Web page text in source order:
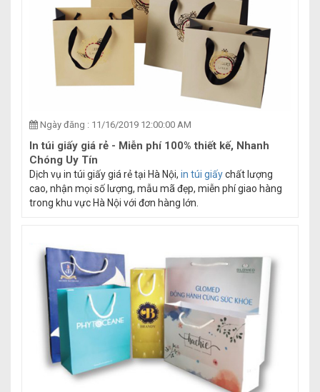
Ngày đăng : 11/16/2019 12:00:00 AM
In túi giấy giá rẻ - Miễn phí 100% thiết kế, Nhanh
Chóng Uy Tín
Dịch vụ in túi giấy giá rẻ tại Hà Nội, in túi giấychất lượng
cao, nhận mọi số lượng, mẫu mã đẹp, miễn phí giao hàng
trong khu vực Hà Nội với đơn hàng lớn.